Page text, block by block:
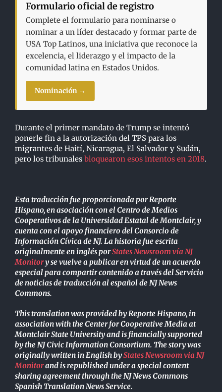
Formulario oficial de registro
Complete el formulario para nominarse o
nominar a un líder destacado y formar parte de
USA Top Latinos, una iniciativa que reconoce la
excelencia, el liderazgo y el impacto de la
comunidad latina en Estados Unidos.
Nominación →
Durante el primer mandato de Trump se intentó
ponerle fin a la autorización del TPS para los
migrantes de Haití, Nicaragua, El Salvador y Sudán,
pero los tribunales bloquearon esos intentos en 2018.
Esta traducción fue proporcionada por Reporte
Hispano, en asociación con el Centro de Medios
Cooperativos de la Universidad Estatal de Montclair, y
cuenta con el apoyo financiero del Consorcio de
Información Cívica de NJ. La historia fue escrita
originalmente en inglés porStates Newsroom vía NJ
Monitory se vuelve a publicar en virtud de un acuerdo
especial para compartir contenido a través del Servicio
de noticias de traducción al español de NJ News
Commons.
This translation was provided by Reporte Hispano, in
association with the Center for Cooperative Media at
Montclair State University and is financially supported
by the NJ Civic Information Consortium. The story was
originally written in English byStates Newsroom via NJ
Monitorand is republished under a special content
sharing agreement through the NJ News Commons
Spanish Translation News Service.